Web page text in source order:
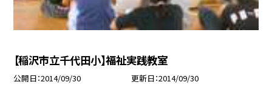
【稲沢市立千代田小】福祉実践教室
公開日 2014/09/30 更新日 2014/09/30